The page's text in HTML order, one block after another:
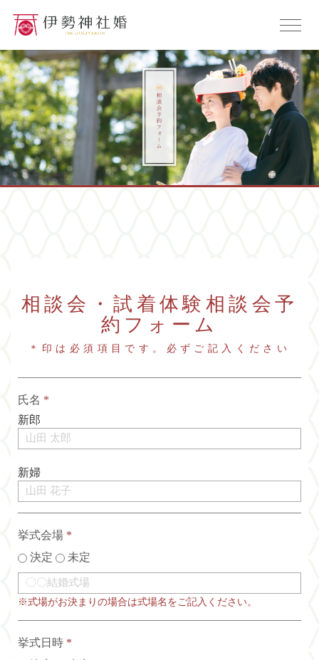
相談会・試着体験相談会予
約フォーム
＊印は必須項目です。必ずご記入ください
氏名 *
新郎
新婦
挙式会場 *
決定
未定
※式場がお決まりの場合は式場名をご記入ください。
挙式日時 *